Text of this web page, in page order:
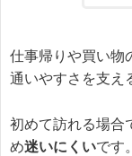
仕事帰りや買い物
通いやすさを支え
初めて訪れる場合
め迷いにくいです。